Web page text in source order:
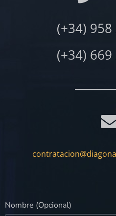
(+34)
(+34)
Nombre (Opcional)